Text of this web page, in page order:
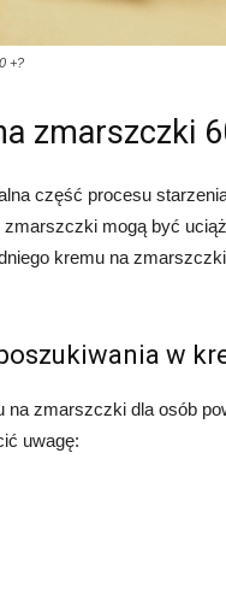
+?
zmarszczki
część procesu
mogą być
kremu na
w
na zmarszczki dla osób
uwagę: